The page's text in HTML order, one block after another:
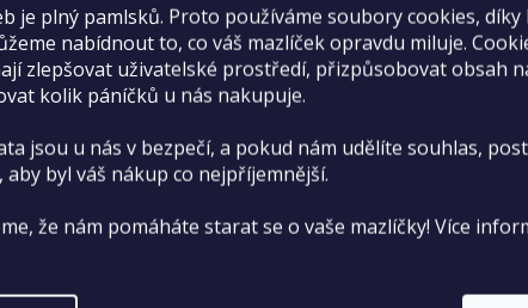
je plný pamlsků. Proto používáme soubory cookies, díky
nabídnout to, co váš mazlíček opravdu miluje.
zlepšovat uživatelské prostředí, přizpůsobovat obsah
kolik páníčků u nás nakupuje.
jsou u nás v bezpečí, a pokud nám udělíte souhlas,
aby byl váš nákup co nejpříjemnější.
že nám pomáháte starat se o vaše mazlíčky! Více